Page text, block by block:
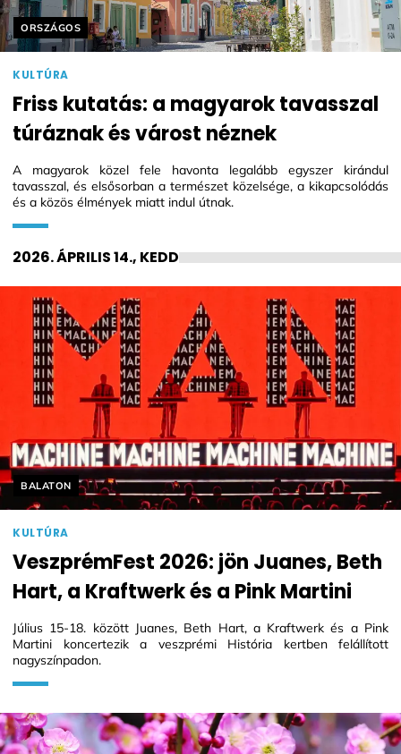
Helyszín címkék:
ORSZÁGOS
KULTÚRA
Friss kutatás: a magyarok tavasszal
túráznak és várost néznek
A magyarok közel fele havonta legalább egyszer kirándul
tavasszal, és elsősorban a természet közelsége, a kikapcsolódás
és a közös élmények miatt indul útnak.
2026. ÁPRILIS 14., KEDD
Helyszín címkék:
BALATON
KULTÚRA
VeszprémFest 2026: jön Juanes, Beth
Hart, a Kraftwerk és a Pink Martini
Július 15-18. között Juanes, Beth Hart, a Kraftwerk és a Pink
Martini koncertezik a veszprémi História kertben felállított
nagyszínpadon.